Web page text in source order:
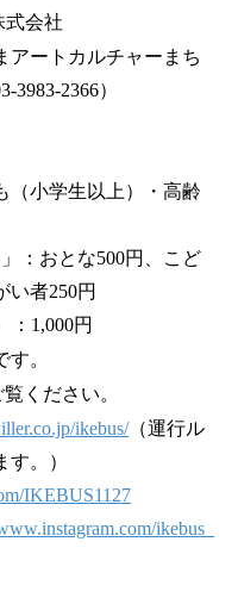
式会社
アートカルチャーまち
2366）
（小学生以上）・高齢
：おとな500円、こど
い者250円
：1,000円
。
ください。
ikebus/（運行ル
。）
IKEBUS1127
ikebus_